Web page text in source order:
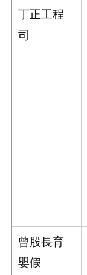
丁正工程
司
曾股長育
嬰假